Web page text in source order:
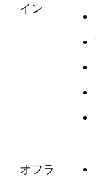
イン
オフラ